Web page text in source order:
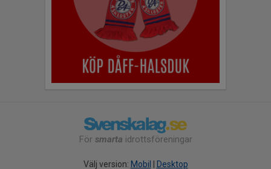
För smarta idrottsföreningar
Välj version: Mobil Desktop